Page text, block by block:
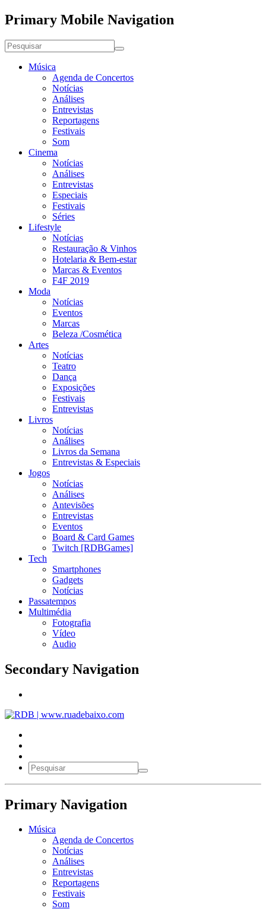
Primary Mobile Navigation
Música
Agenda de Concertos
Notícias
Análises
Entrevistas
Reportagens
Festivais
Som
Cinema
Notícias
Análises
Entrevistas
Especiais
Festivais
Séries
Lifestyle
Notícias
Restauração & Vinhos
Hotelaria & Bem-estar
Marcas & Eventos
F4F 2019
Moda
Notícias
Eventos
Marcas
Beleza /Cosmética
Artes
Notícias
Teatro
Dança
Exposições
Festivais
Entrevistas
Livros
Notícias
Análises
Livros da Semana
Entrevistas & Especiais
Jogos
Notícias
Análises
Antevisões
Entrevistas
Eventos
Board & Card Games
Twitch [RDBGames]
Tech
Smartphones
Gadgets
Notícias
Passatempos
Multimédia
Fotografia
Vídeo
Audio
Secondary Navigation
Primary Navigation
Música
Agenda de Concertos
Notícias
Análises
Entrevistas
Reportagens
Festivais
Som